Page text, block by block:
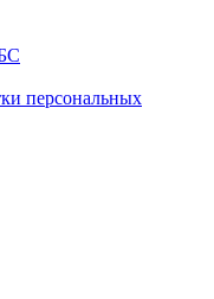
персональных